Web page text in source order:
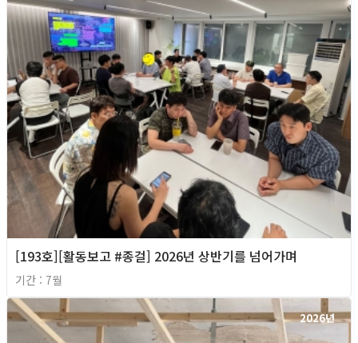
[193호][활동보고 #종걸] 2026년 상반기를 넘어가며
기간 : 7월
2026년